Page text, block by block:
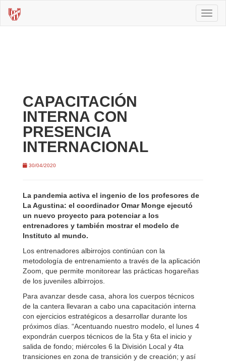
CAPACITACIÓN
INTERNA CON
PRESENCIA
INTERNACIONAL
30/04/2020
La pandemia activa el ingenio de los profesores de
La Agustina: el coordinador Omar Monge ejecutó
un nuevo proyecto para potenciar a los
entrenadores y también mostrar el modelo de
Instituto al mundo.
Los entrenadores albirrojos continúan con la
metodología de entrenamiento a través de la aplicación
Zoom, que permite monitorear las prácticas hogareñas
de los juveniles albirrojos.
Para avanzar desde casa, ahora los cuerpos técnicos
de la cantera llevaran a cabo una capacitación interna
con ejercicios estratégicos a desarrollar durante los
próximos días. “Acentuando nuestro modelo, el lunes 4
expondrán cuerpos técnicos de la 5ta y 6ta el inicio y
salida de fondo; miércoles 6 la División Local y 4ta
transiciones en zona de transición y de creación; y así